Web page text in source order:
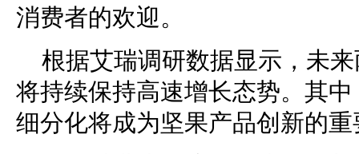
消费者的欢迎。
根据艾瑞调研数据显示，未
将持续保持高速增长态势。其
细分化将成为坚果产品创新的